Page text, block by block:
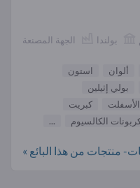
الجهة المصنعة بولندا
ألوان
استون
بولي إثيلين
الأسفلت
كبريت
الكالسيوم ...
منتجات من هذا البائع »